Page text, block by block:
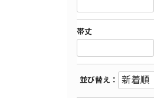
帯丈
並び替え：